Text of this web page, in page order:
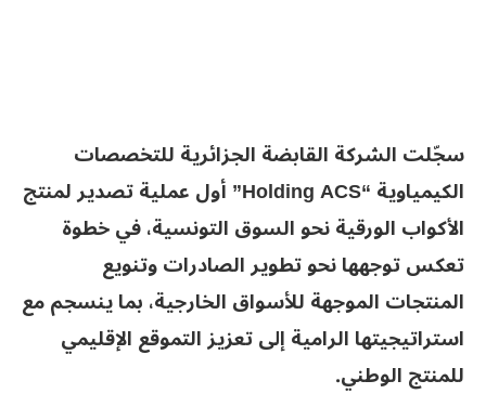
سجّلت الشركة القابضة الجزائرية للتخصصات
الكيمياوية “Holding ACS” أول عملية تصدير لمنتج
الأكواب الورقية نحو السوق التونسية، في خطوة
تعكس توجهها نحو تطوير الصادرات وتنويع
المنتجات الموجهة للأسواق الخارجية، بما ينسجم مع
استراتيجيتها الرامية إلى تعزيز التموقع الإقليمي
للمنتج الوطني.